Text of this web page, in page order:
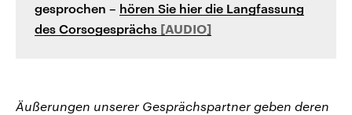
gesprochen – hören Sie hier die Langfassung
des Corsogesprächs
Äußerungen unserer Gesprächspartner geben deren